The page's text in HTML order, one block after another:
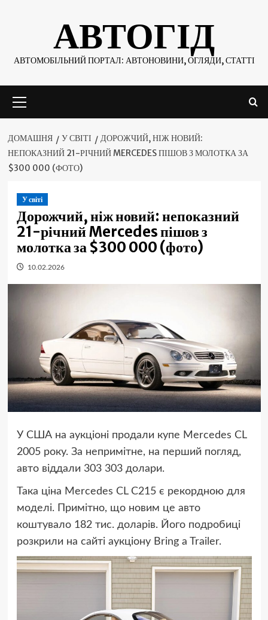
АВТОГІД
АВТОМОБІЛЬНИЙ ПОРТАЛ: АВТОНОВИНИ, ОГЛЯДИ, СТАТТІ
меню
ДОМАШНЯ У СВІТІ
ДОРОЖЧИЙ, НІЖ НОВИЙ:
НЕПОКАЗНИЙ 21-РІЧНИЙ MERCEDES ПІШОВ З МОЛОТКА ЗА
$300 000 (ФОТО)
У світі
Дорожчий, ніж новий: непоказний
21-річний Mercedes пішов з
молотка за $300 000 (фото)
10.02.2026
У США на аукціоні продали купе Mercedes CL
2005 року. За непримітне, на перший погляд,
авто віддали 303 303 долари.
Така ціна Mercedes CL C215 є рекордною для
моделі. Примітно, що новим це авто
коштувало 182 тис. доларів. Його подробиці
розкрили на сайті аукціону Bring a Trailer.